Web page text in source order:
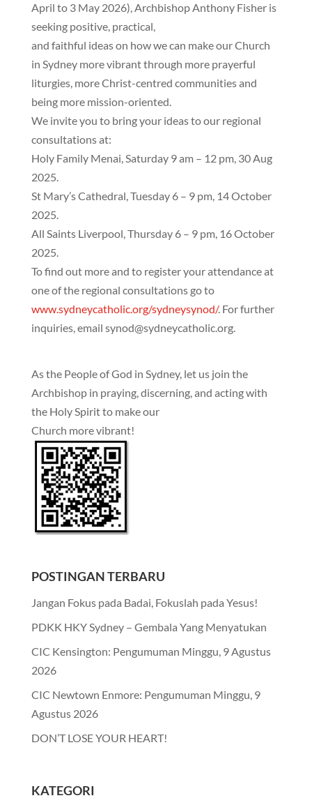
April to 3 May 2026), Archbishop Anthony Fisher is
seeking positive, practical,
and faithful ideas on how we can make our Church
in Sydney more vibrant through more prayerful
liturgies, more Christ-centred communities and
being more mission-oriented.
We invite you to bring your ideas to our regional
consultations at:
Holy Family Menai, Saturday 9 am – 12 pm, 30 Aug
2025.
St Mary’s Cathedral, Tuesday 6 – 9 pm, 14 October
2025.
All Saints Liverpool, Thursday 6 – 9 pm, 16 October
2025.
To find out more and to register your attendance at
one of the regional consultations go to
www.sydneycatholic.org/sydneysynod/. For further
inquiries, email synod@sydneycatholic.org.
As the People of God in Sydney, let us join the
Archbishop in praying, discerning, and acting with
the Holy Spirit to make our
Church more vibrant!
POSTINGAN TERBARU
Jangan Fokus pada Badai, Fokuslah pada Yesus!
PDKK HKY Sydney – Gembala Yang Menyatukan
CIC Kensington: Pengumuman Minggu, 9 Agustus
2026
CIC Newtown Enmore: Pengumuman Minggu, 9
Agustus 2026
DON’T LOSE YOUR HEART!
KATEGORI